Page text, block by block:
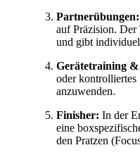
Partnerübungen:
auf Präzision.
und gibt
Gerätetraining
oder kontrolliertes
anzuwenden.
Finisher: In der
eine
den Pratzen